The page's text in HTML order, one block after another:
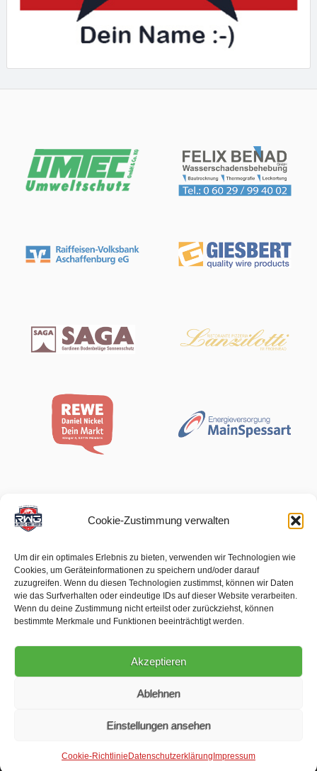
Cookie-Zustimmung verwalten
Um dir ein optimales Erlebnis zu bieten, verwenden wir Technologien wie
Cookies, um Geräteinformationen zu speichern und/oder darauf
zuzugreifen. Wenn du diesen Technologien zustimmst, können wir Daten
wie das Surfverhalten oder eindeutige IDs auf dieser Website verarbeiten.
Wenn du deine Zustimmung nicht erteilst oder zurückziehst, können
bestimmte Merkmale und Funktionen beeinträchtigt werden.
Akzeptieren
Ablehnen
Einstellungen ansehen
Cookie-Richtlinie Datenschutzerklärung Impressum
RWG Mömbris-Königshofen © 2020 - 2026